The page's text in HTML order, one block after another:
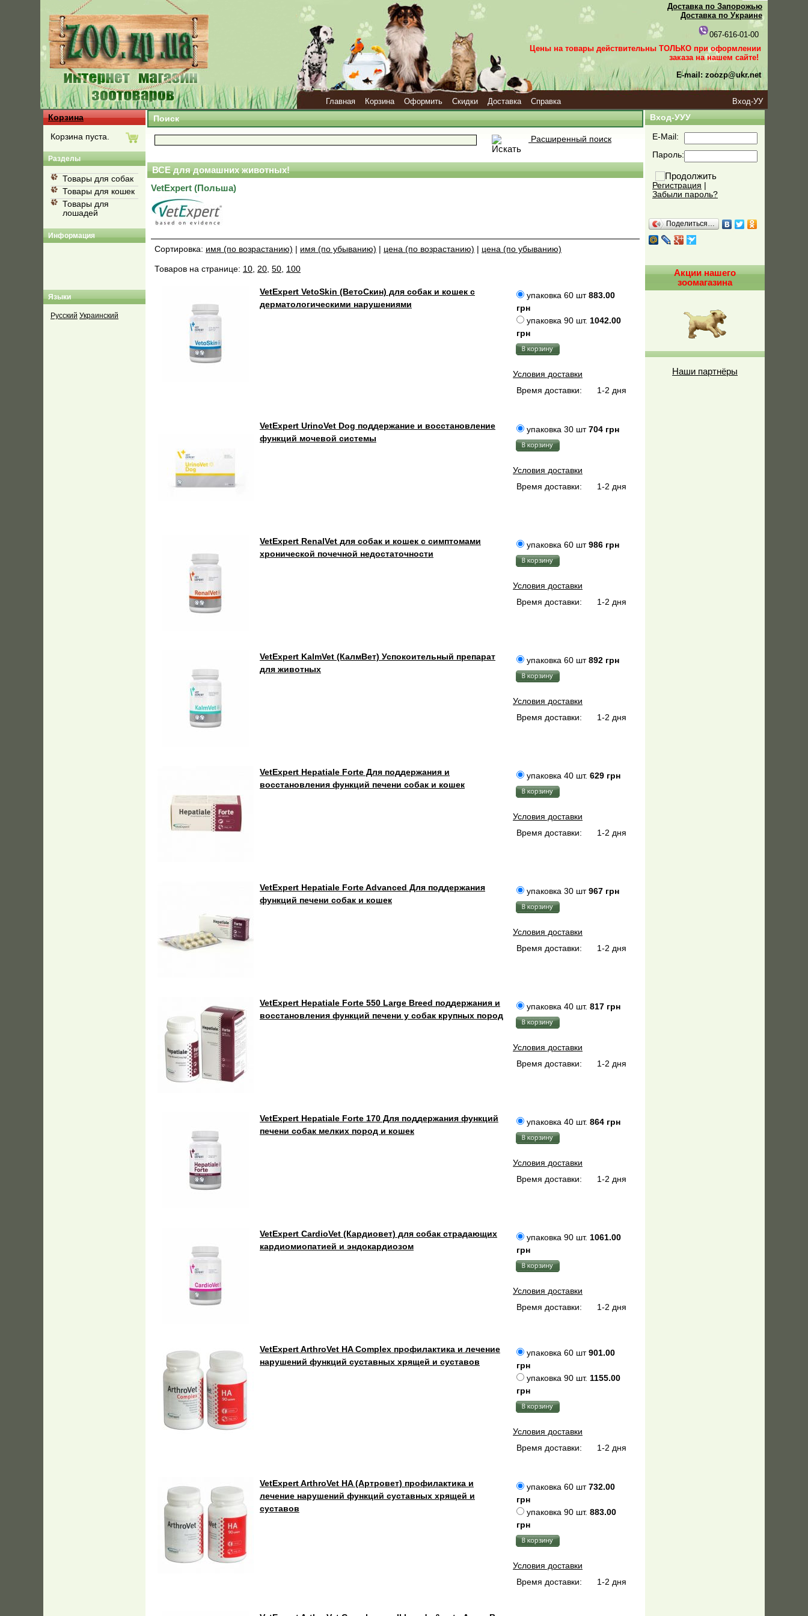
Доставка по Запорожью
Доставка по Украине
067-616-01-00
Цены на товары действительны ТОЛЬКО при оформлении
заказа на нашем сайте!
E-mail: zoozp@ukr.net
Главная Корзина Оформить Скидки Доставка Справка
Вход-УУ
Корзина
Корзина пуста.
Разделы
Товары для собак
Товары для кошек
Товары для
лошадей
Информация
Языки
Русский Украинский
Поиск
Расширенный поиск
ВСЕ для домашних животных!
VetExpert (Польша)
Сортировка: имя (по возрастанию) | имя (по убыванию) | цена (по возрастанию) | цена (по убыванию)
Товаров на странице: 10 20 50 100
VetExpert VetoSkin (ВетоСкин) для собак и кошек с
дерматологическими нарушениями
упаковка 60 шт883.00
грн
упаковка 90 шт. 1042.00
грн
Условия доставки
Время доставки:
1-2 дня
VetExpert UrinoVet Dog поддержание и восстановление
функций мочевой системы
упаковка 30 шт704 грн
Условия доставки
Время доставки:
1-2 дня
VetExpert RenalVet для собак и кошек с симптомами
хронической почечной недостаточности
упаковка 60 шт986 грн
Условия доставки
Время доставки:
1-2 дня
VetExpert KalmVet (КалмВет) Успокоительный препарат
для животных
упаковка 60 шт892 грн
Условия доставки
Время доставки:
1-2 дня
VetExpert Hepatiale Forte Для поддержания и
восстановления функций печени собак и кошек
упаковка 40 шт. 629 грн
Условия доставки
Время доставки:
1-2 дня
VetExpert Hepatiale Forte Advanced Для поддержания
функций печени собак и кошек
упаковка 30 шт967 грн
Условия доставки
Время доставки:
1-2 дня
VetExpert Hepatiale Forte 550 Large Breed поддержания и
восстановления функций печени у собак крупных пород
упаковка 40 шт. 817 грн
Условия доставки
Время доставки:
1-2 дня
VetExpert Hepatiale Forte 170 Для поддержания функций
печени собак мелких пород и кошек
упаковка 40 шт. 864 грн
Условия доставки
Время доставки:
1-2 дня
VetExpert CardioVet (Кардиовет) для собак страдающих
кардиомиопатией и эндокардиозом
упаковка 90 шт. 1061.00
грн
Условия доставки
Время доставки:
1-2 дня
VetExpert ArthroVet HA Complex профилактика и лечение
нарушений функций суставных хрящей и суставов
упаковка 60 шт901.00
грн
упаковка 90 шт. 1155.00
грн
Условия доставки
Время доставки:
1-2 дня
VetExpert ArthroVet HA (Артровет) профилактика и
лечение нарушений функций суставных хрящей и
суставов
упаковка 60 шт732.00
грн
упаковка 90 шт. 883.00
грн
Условия доставки
Время доставки:
1-2 дня
Вход-УУУ
E-Mail:
Пароль:
Регистрация
Забыли пароль?
Поделиться…
Акции нашего
зоомагазина
Наши партнёры